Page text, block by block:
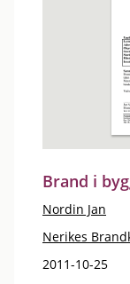
Brand i
Nordin Jan
Nerikes
2011-10-25